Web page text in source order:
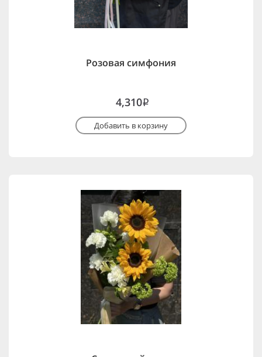
Розовая симфония
4,310i
Добавить в корзину